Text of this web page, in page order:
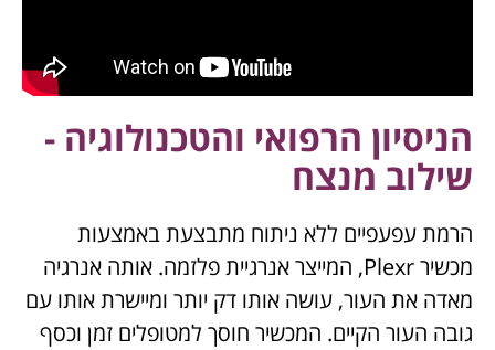
הניסיון הרפואי והטכנולוגיה -
שילוב מנצח
הרמת עפעפיים ללא ניתוח מתבצעת באמצעות
מכשיר Plexr, המייצר אנרגיית פלזמה. אותה אנרגיה
מאדה את העור, עושה אותו דק יותר ומיישרת אותו עם
גובה העור הקיים. המכשיר חוסך למטופלים זמן וכסף